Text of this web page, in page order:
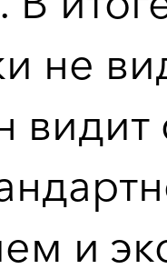
не
и